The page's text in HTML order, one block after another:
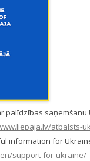
palīdzības saņemšanu
atbalsts-
information for
support-for-ukraine/